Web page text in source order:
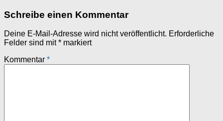
Schreibe einen Kommentar
Deine E-Mail-Adresse wird nicht veröffentlicht. Erforderliche
Felder sind mit* markiert
Kommentar *